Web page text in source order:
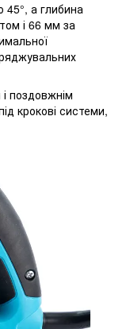
45°, а глибина
і 66 мм за
поздовжнім
крокові системи,